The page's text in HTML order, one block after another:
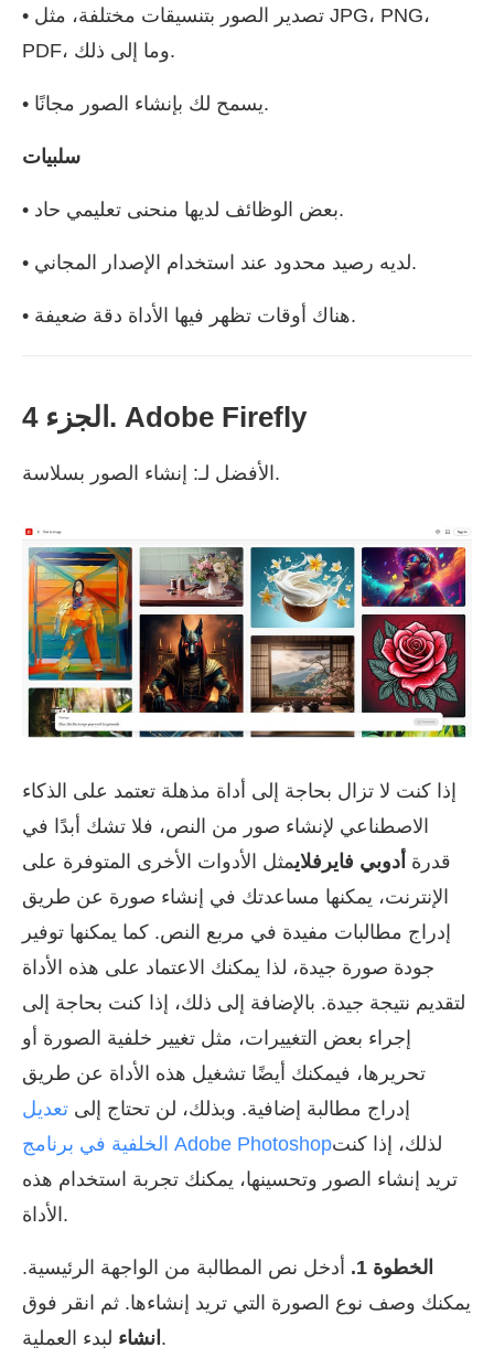
• تصدير الصور بتنسيقات مختلفة، مثل JPG، PNG،
PDF، وما إلى ذلك.
• يسمح لك بإنشاء الصور مجانًا.
سلبيات
• بعض الوظائف لديها منحنى تعليمي حاد.
• لديه رصيد محدود عند استخدام الإصدار المجاني.
• هناك أوقات تظهر فيها الأداة دقة ضعيفة.
الجزء 4. Adobe Firefly
الأفضل لـ: إنشاء الصور بسلاسة.
إذا كنت لا تزال بحاجة إلى أداة مذهلة تعتمد على الذكاء
الاصطناعي لإنشاء صور من النص، فلا تشك أبدًا في
قدرة أدوبي فايرفلايمثل الأدوات الأخرى المتوفرة على
الإنترنت، يمكنها مساعدتك في إنشاء صورة عن طريق
إدراج مطالبات مفيدة في مربع النص. كما يمكنها توفير
جودة صورة جيدة، لذا يمكنك الاعتماد على هذه الأداة
لتقديم نتيجة جيدة. بالإضافة إلى ذلك، إذا كنت بحاجة إلى
إجراء بعض التغييرات، مثل تغيير خلفية الصورة أو
تحريرها، فيمكنك أيضًا تشغيل هذه الأداة عن طريق
إدراج مطالبة إضافية. وبذلك، لن تحتاج إلى تعديل
الخلفية في برنامج Adobe Photoshopلذلك، إذا كنت
تريد إنشاء الصور وتحسينها، يمكنك تجربة استخدام هذه
الأداة.
الخطوة 1.
أدخل نص المطالبة من الواجهة الرئيسية.
يمكنك وصف نوع الصورة التي تريد إنشاءها. ثم انقر فوق
انشاء لبدء العملية.